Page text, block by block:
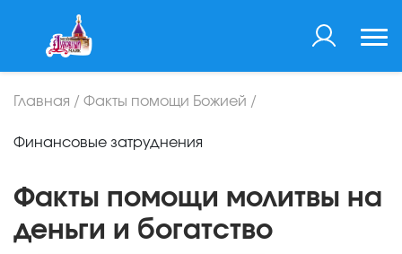
Главная / Факты помощи Божией /
Финансовые затруднения
Факты помощи молитвы на
деньги и богатство